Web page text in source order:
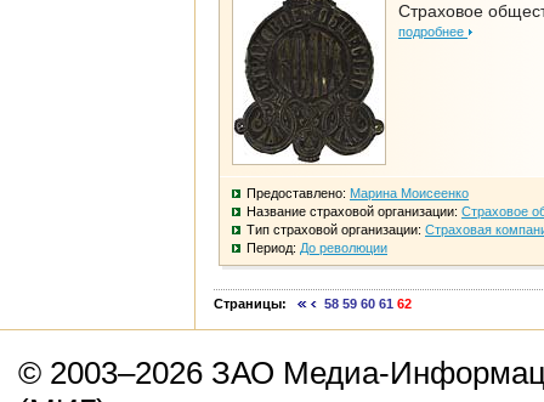
Страховое
подробнее
Предоставлено: Марина Моисеенко
Название страховой организации: Страховое
Тип страховой организации: Страховая
Период: До революции
Страницы: 58 59 60 61 62
© 2003–2026 ЗАО Медиа-